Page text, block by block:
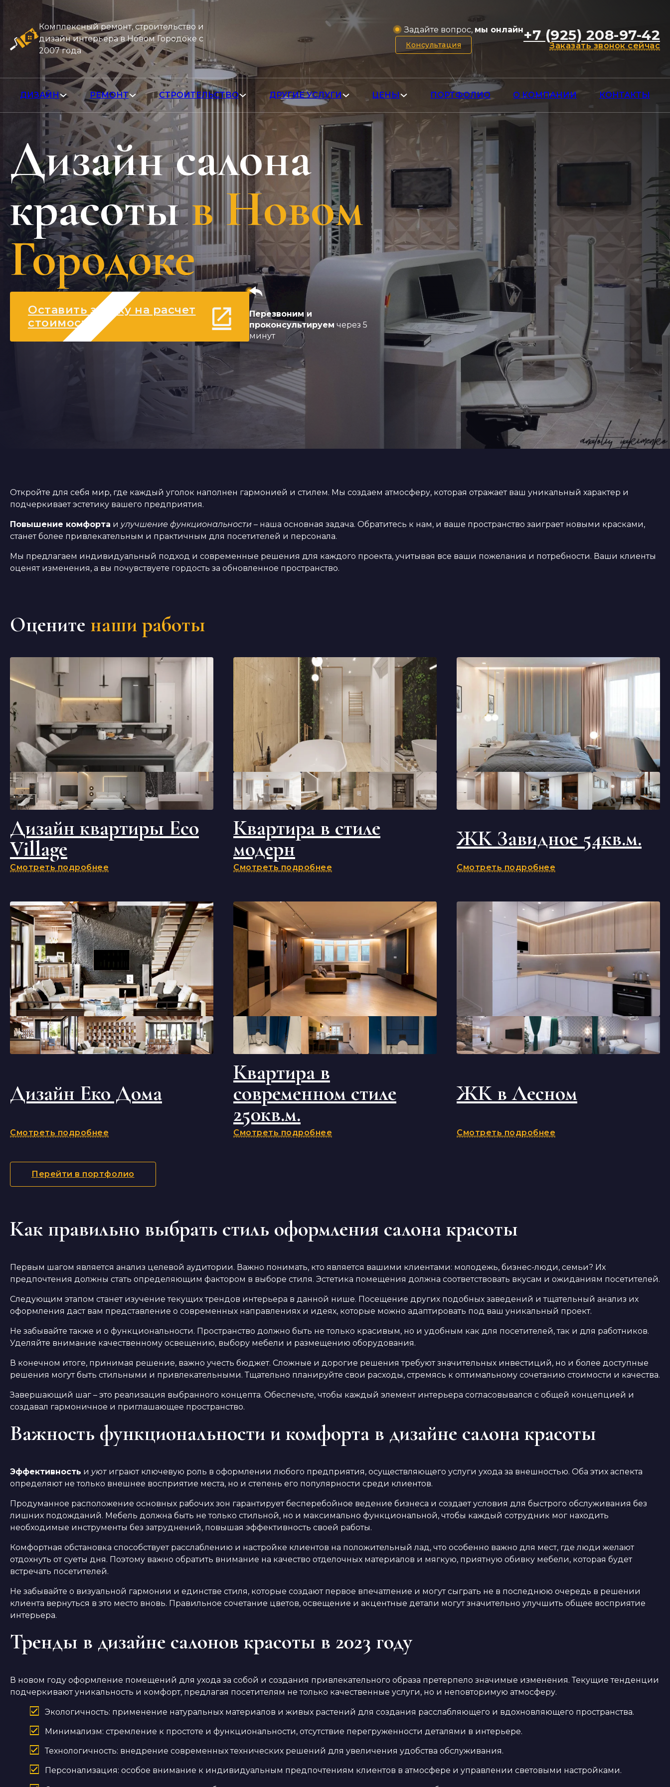
Комплексный ремонт, строительство и
дизайн интерьера в Новом Городоке с
2007 года
Задайте вопрос, мы онлайн
Консультация
+7 (925) 208-97-42
Заказать звонок сейчас
ДИЗАЙН РЕМОНТ СТРОИТЕЛЬСТВО ДРУГИЕ УСЛУГИ ЦЕНЫ ПОРТФОЛИО О КОМПАНИИ КОНТАКТЫ
Дизайн салона
красоты в Новом
Городоке
Оставить заявку на расчет
стоимости
Перезвоним и
проконсультируем через 5
минут
Откройте для себя мир, где каждый уголок наполнен гармонией и стилем. Мы создаем атмосферу, которая отражает ваш уникальный характер и
подчеркивает эстетику вашего предприятия.
Повышение комфорта и улучшение функциональности – наша основная задача. Обратитесь к нам, и ваше пространство заиграет новыми красками,
станет более привлекательным и практичным для посетителей и персонала.
Мы предлагаем индивидуальный подход и современные решения для каждого проекта, учитывая все ваши пожелания и потребности. Ваши клиенты
оценят изменения, а вы почувствуете гордость за обновленное пространство.
Оцените наши работы
Дизайн квартиры Eco
Village
Смотреть подробнее
Квартира в стиле
модерн
Смотреть подробнее
ЖК Завидное 54кв.м.
Смотреть подробнее
Дизайн Еко Дома
Смотреть подробнее
Квартира в
современном стиле
250кв.м.
Смотреть подробнее
ЖК в Лесном
Смотреть подробнее
Перейти в портфолио
Как правильно выбрать стиль оформления салона красоты
Первым шагом является анализ целевой аудитории. Важно понимать, кто является вашими клиентами: молодежь, бизнес-люди, семьи? Их
предпочтения должны стать определяющим фактором в выборе стиля. Эстетика помещения должна соответствовать вкусам и ожиданиям посетителей.
Следующим этапом станет изучение текущих трендов интерьера в данной нише. Посещение других подобных заведений и тщательный анализ их
оформления даст вам представление о современных направлениях и идеях, которые можно адаптировать под ваш уникальный проект.
Не забывайте также и о функциональности. Пространство должно быть не только красивым, но и удобным как для посетителей, так и для работников.
Уделяйте внимание качественному освещению, выбору мебели и размещению оборудования.
В конечном итоге, принимая решение, важно учесть бюджет. Сложные и дорогие решения требуют значительных инвестиций, но и более доступные
решения могут быть стильными и привлекательными. Тщательно планируйте свои расходы, стремясь к оптимальному сочетанию стоимости и качества.
Завершающий шаг – это реализация выбранного концепта. Обеспечьте, чтобы каждый элемент интерьера согласовывался с общей концепцией и
создавал гармоничное и приглашающее пространство.
Важность функциональности и комфорта в дизайне салона красоты
Эффективность и уютиграют ключевую роль в оформлении любого предприятия, осуществляющего услуги ухода за внешностью. Оба этих аспекта
определяют не только внешнее восприятие места, но и степень его популярности среди клиентов.
Продуманное расположение основных рабочих зон гарантирует бесперебойное ведение бизнеса и создает условия для быстрого обслуживания без
лишних подожданий. Мебель должна быть не только стильной, но и максимально функциональной, чтобы каждый сотрудник мог находить
необходимые инструменты без затруднений, повышая эффективность своей работы.
Комфортная обстановка способствует расслаблению и настройке клиентов на положительный лад, что особенно важно для мест, где люди желают
отдохнуть от суеты дня. Поэтому важно обратить внимание на качество отделочных материалов и мягкую, приятную обивку мебели, которая будет
встречать посетителей.
Не забывайте о визуальной гармонии и единстве стиля, которые создают первое впечатление и могут сыграть не в последнюю очередь в решении
клиента вернуться в это место вновь. Правильное сочетание цветов, освещение и акцентные детали могут значительно улучшить общее восприятие
интерьера.
Тренды в дизайне салонов красоты в 2023 году
В новом году оформление помещений для ухода за собой и создания привлекательного образа претерпело значимые изменения. Текущие тенденции
подчеркивают уникальность и комфорт, предлагая посетителям не только качественные услуги, но и неповторимую атмосферу.
Экологичность: применение натуральных материалов и живых растений для создания расслабляющего и вдохновляющего пространства.
Минимализм: стремление к простоте и функциональности, отсутствие перегруженности деталями в интерьере.
Технологичность: внедрение современных технических решений для увеличения удобства обслуживания.
Персонализация: особое внимание к индивидуальным предпочтениям клиентов в атмосфере и управлении световыми настройками.